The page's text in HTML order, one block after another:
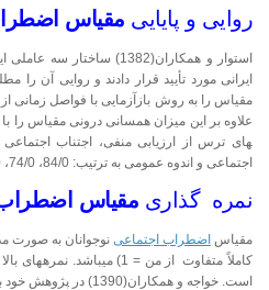
روایی و پایایی مقياس
استوار و همکاران(1382)
ايرانی مورد تأييد قرار دادند و روايی آن
های ترس از ارزيابی منفی، اجتناب
اجتماعی و اندوه عمومی به ترتيب: 84/0، 74/0، 77/0 گزارش کرده­اند.
نمره گذاری مقياس اضطراب
مقياساضطراب اجتماعی
كاملاً متفاوت از من = 1)
است. خواجه و